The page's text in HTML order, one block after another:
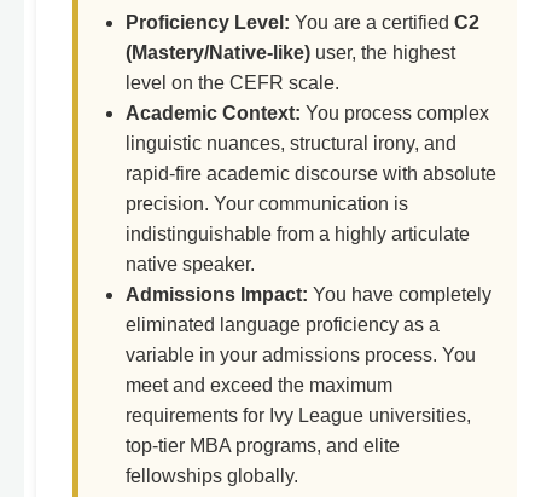
Proficiency Level: You are a certified C2
(Mastery/Native-like) user, the highest
level on the CEFR scale.
Academic Context: You process complex
linguistic nuances, structural irony, and
rapid-fire academic discourse with absolute
precision. Your communication is
indistinguishable from a highly articulate
native speaker.
Admissions Impact: You have completely
eliminated language proficiency as a
variable in your admissions process. You
meet and exceed the maximum
requirements for Ivy League universities,
top-tier MBA programs, and elite
fellowships globally.